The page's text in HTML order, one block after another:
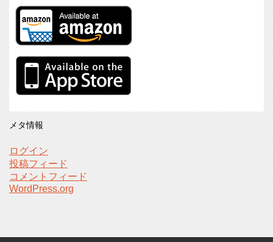
メタ情報
ログイン
投稿フィード
コメントフィード
WordPress.org